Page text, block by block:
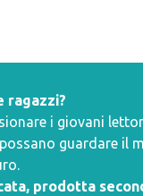
ragazzi?
i giovani
guardare il
prodotta